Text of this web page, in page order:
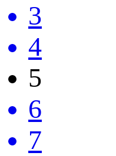
3
4
5
6
7